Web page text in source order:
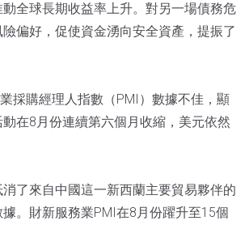
全球長期收益率上升。對另一場債務危
偏好，促使資金湧向安全資產，提振了
採購經理人指數（PMI）數據不佳，顯
在8月份連續第六個月收縮，美元依然
了來自中國這一新西蘭主要貿易夥伴的
。財新服務業PMI在8月份躍升至15個